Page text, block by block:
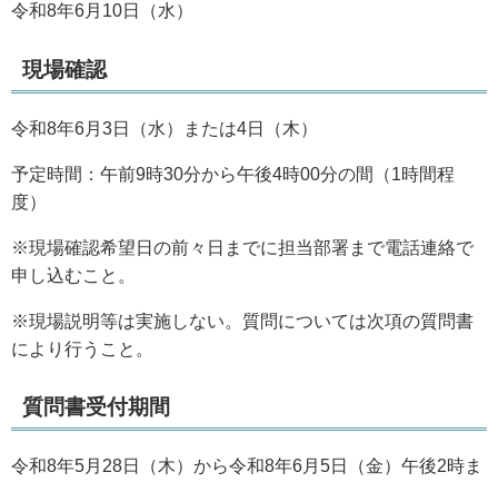
令和8年6月10日（水）
現場確認
令和8年6月3日（水）または4日（木）
予定時間：午前9時30分から午後4時00分の間（1時間程
度）
※現場確認希望日の前々日までに担当部署まで電話連絡で
申し込むこと。
※現場説明等は実施しない。質問については次項の質問書
により行うこと。
質問書受付期間
令和8年5月28日（木）から令和8年6月5日（金）午後2時ま